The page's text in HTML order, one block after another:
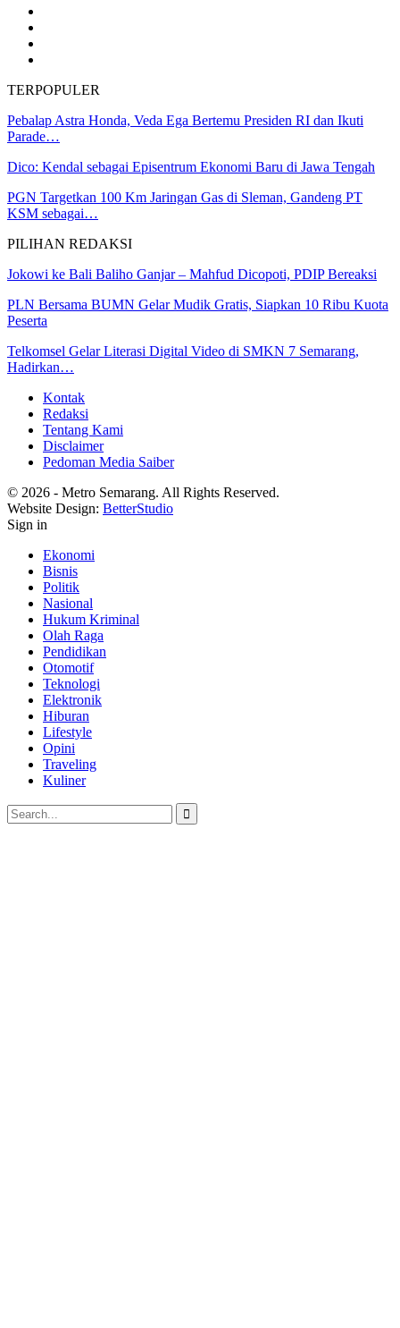
TERPOPULER
Pebalap Astra Honda, Veda Ega Bertemu Presiden RI dan Ikuti
Parade…
Dico: Kendal sebagai Episentrum Ekonomi Baru di Jawa Tengah
PGN Targetkan 100 Km Jaringan Gas di Sleman, Gandeng PT
KSM sebagai…
PILIHAN REDAKSI
Jokowi ke Bali Baliho Ganjar – Mahfud Dicopoti, PDIP Bereaksi
PLN Bersama BUMN Gelar Mudik Gratis, Siapkan 10 Ribu Kuota
Peserta
Telkomsel Gelar Literasi Digital Video di SMKN 7 Semarang,
Hadirkan…
Kontak
Redaksi
Tentang Kami
Disclaimer
Pedoman Media Saiber
© 2026 - Metro Semarang. All Rights Reserved.
Website Design: BetterStudio
Sign in
Ekonomi
Bisnis
Politik
Nasional
Hukum Kriminal
Olah Raga
Pendidikan
Otomotif
Teknologi
Elektronik
Hiburan
Lifestyle
Opini
Traveling
Kuliner